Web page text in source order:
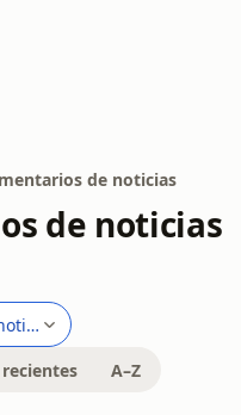
de noticias
de noticias
recientes A–Z